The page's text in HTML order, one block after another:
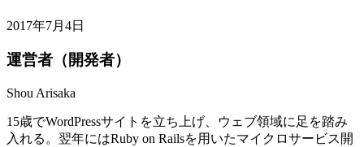
2017年7月4日
運営者（開発者）
Shou Arisaka
15歳でWordPressサイトを立ち上げ、ウェブ領域に足を踏み
入れる。翌年にはRuby on Railsを用いたマイクロサービス開